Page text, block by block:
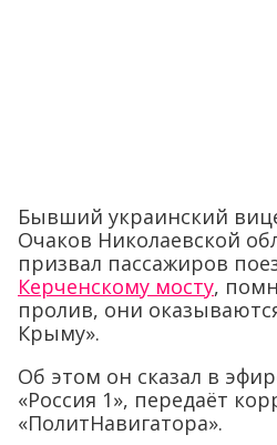
Бывший украинский
Очаков Николаевской
призвал пассажиров
Керченскому мосту,
пролив, они
Крыму».
Об этом он сказал в
«Россия 1», передаёт
«ПолитНавигатора».